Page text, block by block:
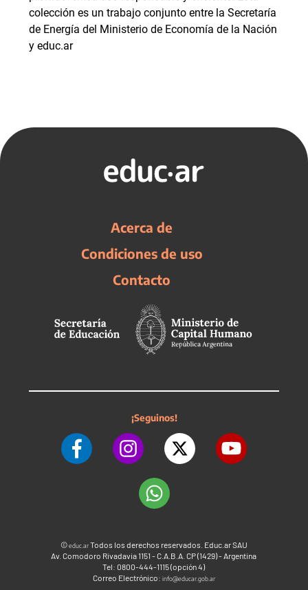
colección es un trabajo conjunto entre la Secretaría
de Energía del Ministerio de Economía de la Nación
y educ.ar
Acerca de
Condiciones de uso
Contacto
¡Seguinos!
©educ.arTodos los derechos reservados. Educ.ar SAU
Av. Comodoro Rivadavia 1151 - C.A.B.A. CP (1429) - Argentina
Tel: 0800-444-1115 (opción 4)
Correo Electrónico: info@educar.gob.ar